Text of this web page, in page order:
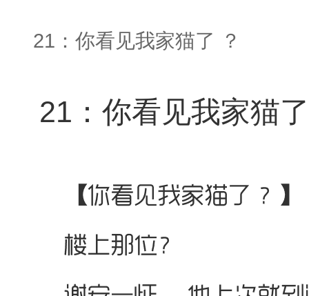
21：你看见我家猫了 ？
21：你看见我家猫